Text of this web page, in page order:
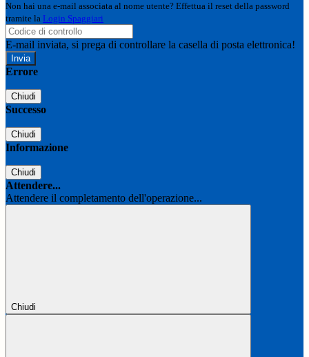
Non hai una e-mail associata al nome utente? Effettua il reset della password
tramite la Login Spaggiari
E-mail inviata, si prega di controllare la casella di posta elettronica!
Errore
Chiudi
Successo
Chiudi
Informazione
Chiudi
Attendere...
Attendere il completamento dell'operazione...
Chiudi